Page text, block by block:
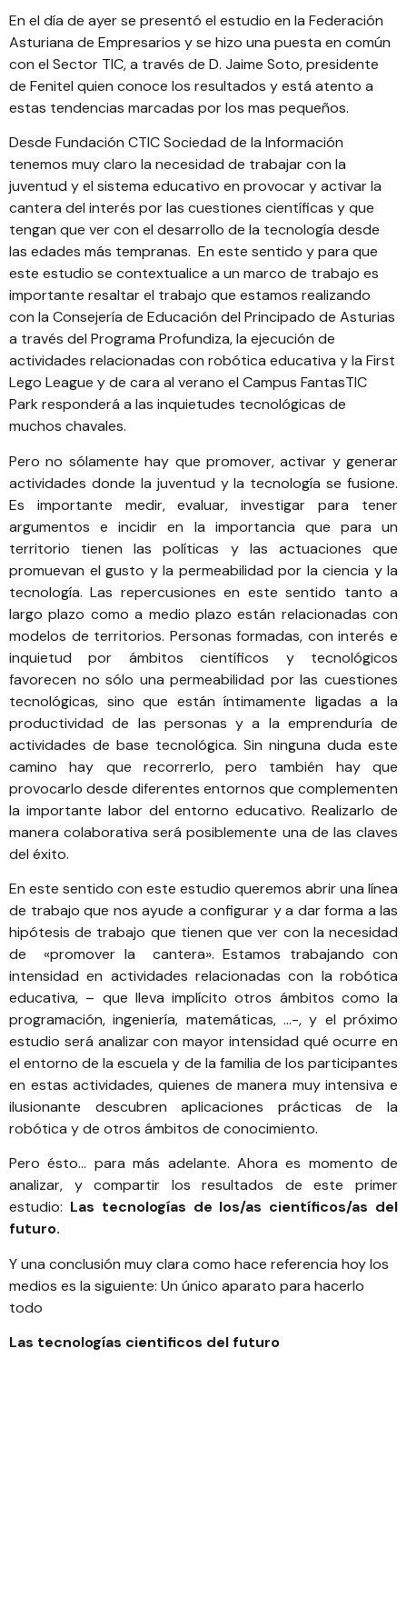
En el día de ayer se presentó el estudio en la Federación
Asturiana de Empresarios y se hizo una puesta en común
con el Sector TIC, a través de D. Jaime Soto, presidente
de Fenitel quien conoce los resultados y está atento a
estas tendencias marcadas por los mas pequeños.
Desde Fundación CTIC Sociedad de la Información
tenemos muy claro la necesidad de trabajar con la
juventud y el sistema educativo en provocar yactivar la
cantera del interés por las cuestiones científicas y que
tengan que ver con el desarrollo de la tecnología desde
las edades más tempranas. En este sentido y para que
este estudio se contextualice a un marco de trabajo es
importante resaltar el trabajo que estamos realizando
con la Consejería de Educación del Principado de Asturias
a través del Programa Profundiza, la ejecución de
actividades relacionadas con robótica educativa y la First
Lego League y de cara al verano el Campus FantasTIC
Park responderá a las inquietudes tecnológicas de
muchos chavales.
Pero no sólamente hay que promover, activar y generar
actividades donde la juventud y la tecnología se fusione.
Es importante medir, evaluar, investigar para tener
argumentos e incidir en la importancia que para un
territorio tienen las políticas y las actuaciones que
promuevan el gusto y la permeabilidad por la ciencia y la
tecnología. Las repercusiones en este sentido tanto a
largo plazo como a medio plazo están relacionadas con
modelos de territorios. Personas formadas, con interés e
inquietud por ámbitos científicos y tecnológicos
favorecen no sólo una permeabilidad por las cuestiones
tecnológicas, sino que están íntimamente ligadas a la
productividad de las personas y a la emprenduría de
actividades de base tecnológica. Sin ninguna duda este
camino hay que recorrerlo, pero también hay que
provocarlo desde diferentes entornos que complementen
la importante labor del entorno educativo. Realizarlo de
manera colaborativa será posiblemente una de las claves
del éxito.
En este sentido con este estudio queremos abrir una línea
de trabajo que nos ayude a configurar y a dar forma a las
hipótesis de trabajo que tienen que ver con la necesidad
de «promover la cantera». Estamos trabajando con
intensidad en actividades relacionadas con la robótica
educativa, – que lleva implícito otros ámbitos como la
programación, ingeniería, matemáticas, …-, y el próximo
estudio será analizar con mayor intensidad qué ocurre en
el entorno de la escuela y de la familia de los participantes
en estas actividades, quienes de manera muy intensiva e
ilusionante descubren aplicaciones prácticas de la
robótica y de otros ámbitos de conocimiento.
Pero ésto… para más adelante. Ahora es momento de
analizar, y compartir los resultados de este primer
estudio: Las tecnologías de los/as científicos/as del
futuro.
Y una conclusión muy clara como hace referencia hoy los
medios es la siguiente: Un único aparato para hacerlo
todo
Las tecnologías cientificos del futuro